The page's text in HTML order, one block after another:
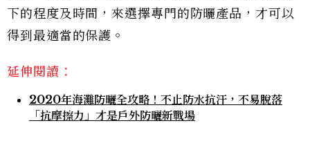
下的程度及時間，來選擇專門的防曬產品，才可以
得到最適當的保護。
延伸閱讀：
2020年海灘防曬全攻略！不止防水抗汗，不易脫落
「抗摩擦力」才是戶外防曬新戰場